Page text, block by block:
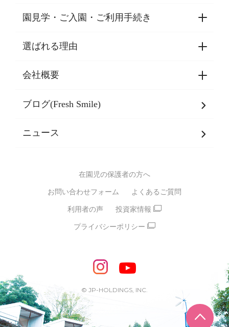
ページ
園見学・ご入園・ご利用手続き
園見学・ご入園・ご利用手続き
東京都認証保育所空き状況
選ばれる理由
選ばれる理由一覧
乳児期・幼児期・
バイリンガル保育園
スポーツ保育園
モンテッソーリ式保育園
STEAMS保育・学童
えいご
めざせ！バイリンガル！
めざせ！アスリート教室
ピアノ教室♪ ドレミっこ
めざせ!HIPHOPダンサー!
会社概要
会社概要
SDGsについて
ブログ(Fresh Smile)
ニュース
在園児の保護者の方へ
お問い合わせフォーム よくあるご質問
利用者の声 投資家情報
プライバシーポリシー
© JP-HOLDINGS, INC.